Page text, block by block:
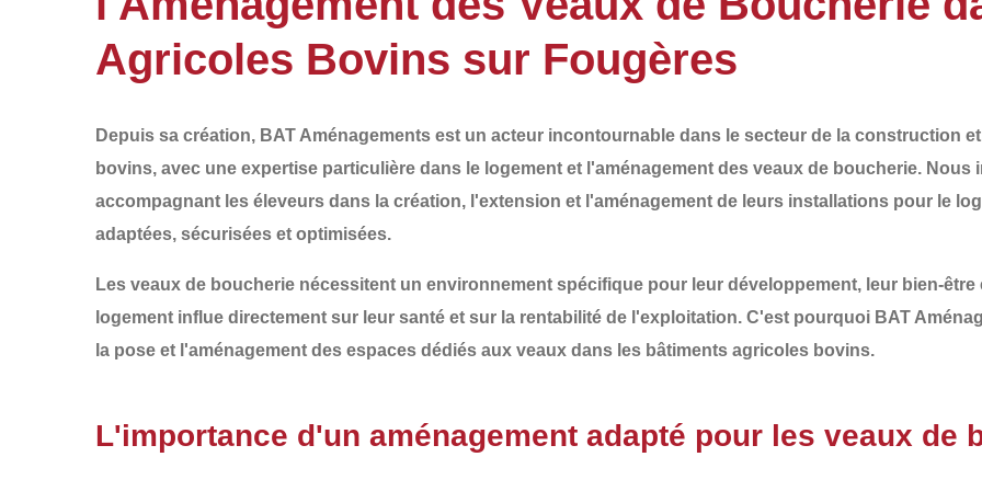
Agricoles Bovins sur Fougères
Depuis sa création, BAT Aménagements est un acteur incontournable dans le secteur de la construction
bovins, avec une expertise particulière dans le logement et l'aménagement des veaux de boucherie. Nous
accompagnant les éleveurs dans la création, l'extension et l'aménagement de leurs installations pour le
adaptées, sécurisées et optimisées.
Les veaux de boucherie nécessitent un environnement spécifique pour leur développement, leur bien-
logement influe directement sur leur santé et sur la rentabilité de l'exploitation. C'est pourquoi BAT
la pose et l'aménagement des espaces dédiés aux veaux dans les bâtiments agricoles bovins.
L'importance d'un aménagement adapté pour les veaux de